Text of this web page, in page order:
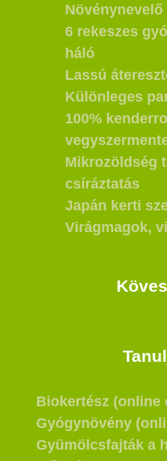
Növénynevelő
6 rekeszes
háló
Lassú
Különleges
100%
Mikrozöldség
csíráztatás
Japán kerti
Virágmagok,
Biokertész (online
Gyógynövény
Gyümölcsfajták a